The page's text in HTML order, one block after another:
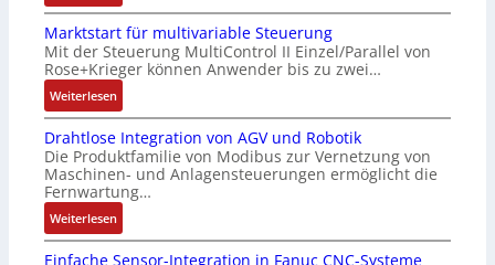
f
l
e
x
i
b
e
l
f
ü
r
4
G
u
n
d
5
G
a
u
d
i
f
i
z
i
e
u
n
g
b
e
g
l
e
i
c
h
e
l
e
m
e
A
u
f
t
r
a
g
s
e
i
n
g
Marktstart für multivariable Steuerung
Mit der Steuerung MultiControl II Einzel/Parallel von
Rose+Krieger können Anwender bis zu zwei…
Weiterlesen:
M
a
r
k
t
s
t
Drahtlose Integration von AGV und Robotik
Die Produktfamilie von Modibus zur Vernetzung von
Maschinen- und Anlagensteuerungen ermöglicht die
Fernwartung…
Weiterlesen:
D
r
Einfache Sensor-Integration in Fanuc CNC-Systeme